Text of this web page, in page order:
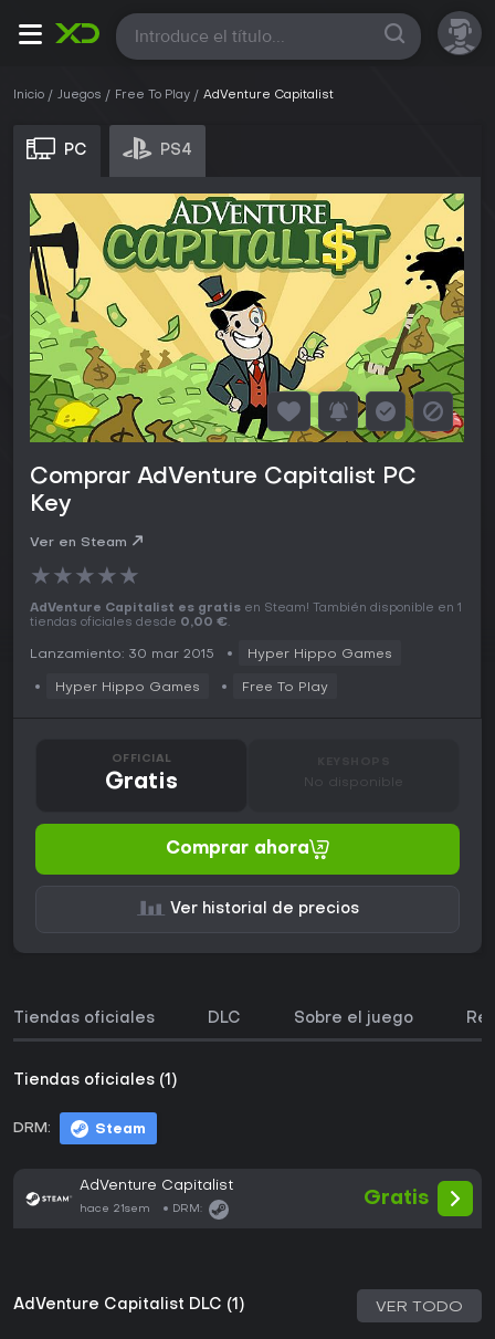
Todas
Inicio Juegos Free To Play AdVenture Capitalist
PC PS4
Comprar AdVenture Capitalist PC
Key
Ver en Steam
★★★★★
AdVenture Capitalist es gratis en Steam! También disponible en 1
tiendas oficiales desde 0,00 €.
Lanzamiento: 30 mar 2015 Hyper Hippo Games
Hyper Hippo Games Free To Play
OFFICIAL
Gratis No disponible
Comprar ahora
Ver historial de precios
Tiendas oficiales DLC Sobre el juego
Tiendas oficiales (1)
DRM: Steam
AdVenture Capitalist
hace 21sem DRM:
Gratis
AdVenture Capitalist DLC (1) VER TODO